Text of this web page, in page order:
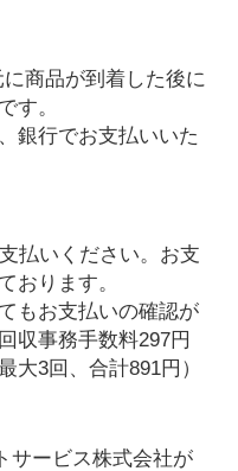
商品が到着した後に
す。
銀行でお支払いいた
払いください。お支
おります。
もお支払いの確認が
収事務手数料297円
大3回、合計891円）
サービス株式会社が